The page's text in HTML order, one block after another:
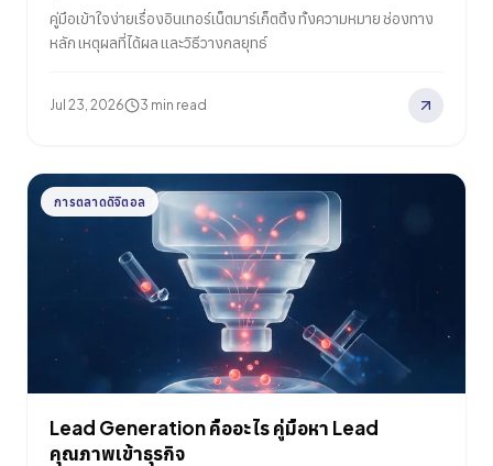
คู่มือเข้าใจง่ายเรื่องอินเทอร์เน็ตมาร์เก็ตติ้ง ทั้งความหมาย ช่องทาง
หลัก เหตุผลที่ได้ผล และวิธีวางกลยุทธ์
Jul 23, 2026 3 min read
การตลาดดิจิตอล
Lead Generation คืออะไร คู่มือหา Lead
คุณภาพเข้าธุรกิจ